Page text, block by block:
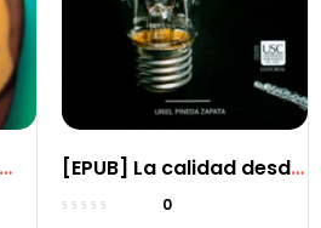
[EPUB] La calidad desde
el arte: un modelo para
0